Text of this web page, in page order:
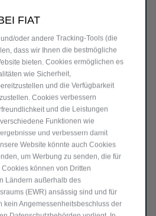
FÜR DIE
FIAT
oder andere Tracking-Tools (die
dass wir Ihnen die bestmögliche
bieten. Cookies ermöglichen es
wie Sicherheit,
und die Verfügbarkeit
Cookies verbessern
und die Leistungen
Funktionen wie
und verbessern damit
Website könnte auch Cookies
um Werbung zu senden, die für
können von Dritten
Ländern außerhalb des
(EWR) ansässig sind und für
kein Angemessenheitsbeschluss der